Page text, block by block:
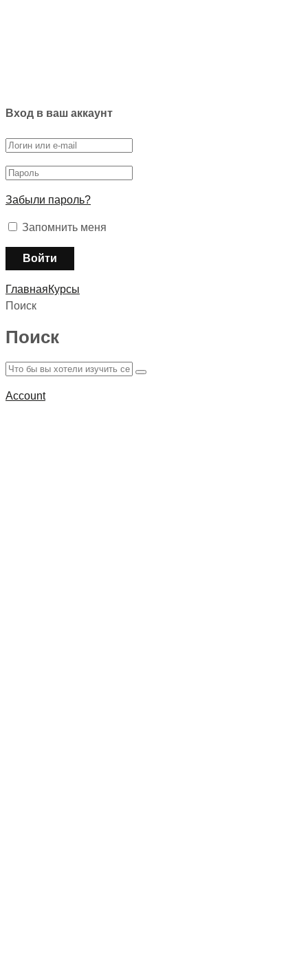
Вход в ваш аккаунт
Забыли пароль?
Запомнить меня
ГлавнаяКурсы
Поиск
Поиск
Account